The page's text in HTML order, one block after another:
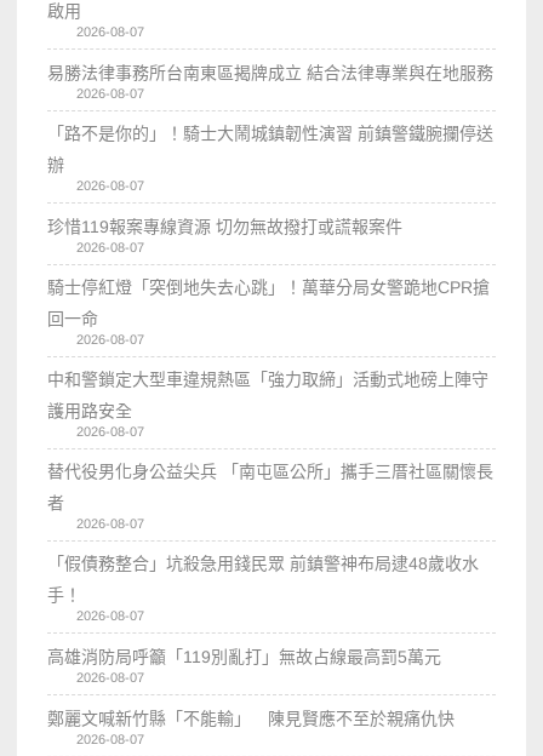
啟用
2026-08-07
易勝法律事務所台南東區揭牌成立 結合法律專業與在地服務
2026-08-07
「路不是你的」！騎士大鬧城鎮韌性演習 前鎮警鐵腕攔停送
辦
2026-08-07
珍惜119報案專線資源 切勿無故撥打或謊報案件
2026-08-07
騎士停紅燈「突倒地失去心跳」！萬華分局女警跪地CPR搶
回一命
2026-08-07
中和警鎖定大型車違規熱區「強力取締」活動式地磅上陣守
護用路安全
2026-08-07
替代役男化身公益尖兵 「南屯區公所」攜手三厝社區關懷長
者
2026-08-07
「假債務整合」坑殺急用錢民眾 前鎮警神布局逮48歲收水
手！
2026-08-07
高雄消防局呼籲「119別亂打」無故占線最高罰5萬元
2026-08-07
鄭麗文喊新竹縣「不能輸」 陳見賢應不至於親痛仇快
2026-08-07